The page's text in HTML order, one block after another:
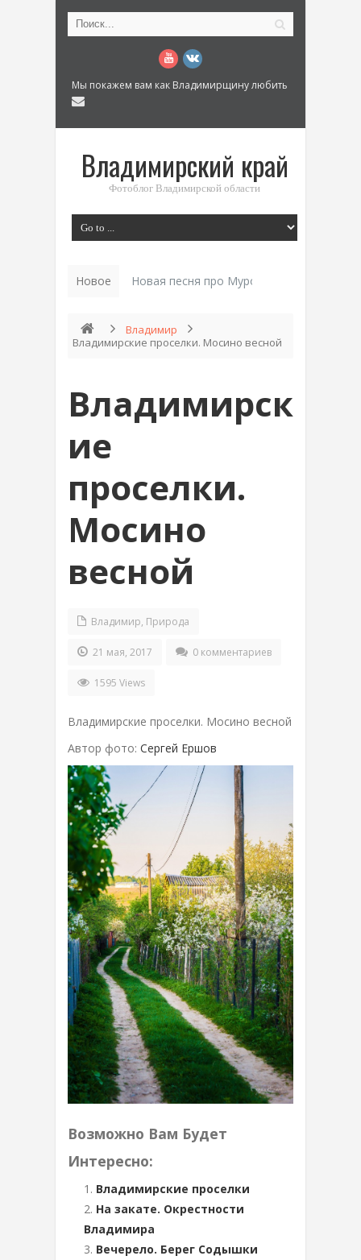
Мы покажем вам как Владимирщину любить
Владимирский край
Фотоблог Владимирской области
Новое Новая песня про Муром: «Былинный
Владимир
Владимирские проселки. Мосино весной
Владимирск
ие
проселки.
Мосино
весной
Владимир, Природа
21 мая, 2017 0 комментариев
1595 Views
Владимирские проселки. Мосино весной
Автор фото: Сергей Ершов
Возможно Вам Будет
Интересно:
Владимирские проселки
На закате. Окрестности
Владимира
Вечерело. Берег Содышки